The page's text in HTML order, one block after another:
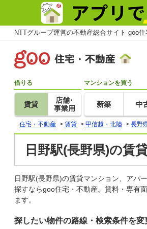
NTTグループ運営の不動産総合サイト goo
借りる
賃貸
店舗･
事業用
マンションを買う
新築 中
住宅・不動産 > 賃貸 > 甲信越・北陸 > 長野
日野駅(長野県)の賃
日野駅(長野県)の賃貸マンション、アパ
探すならgoo住宅・不動産。賃料・専有
ます。
探したい物件の路線・検索条件を変